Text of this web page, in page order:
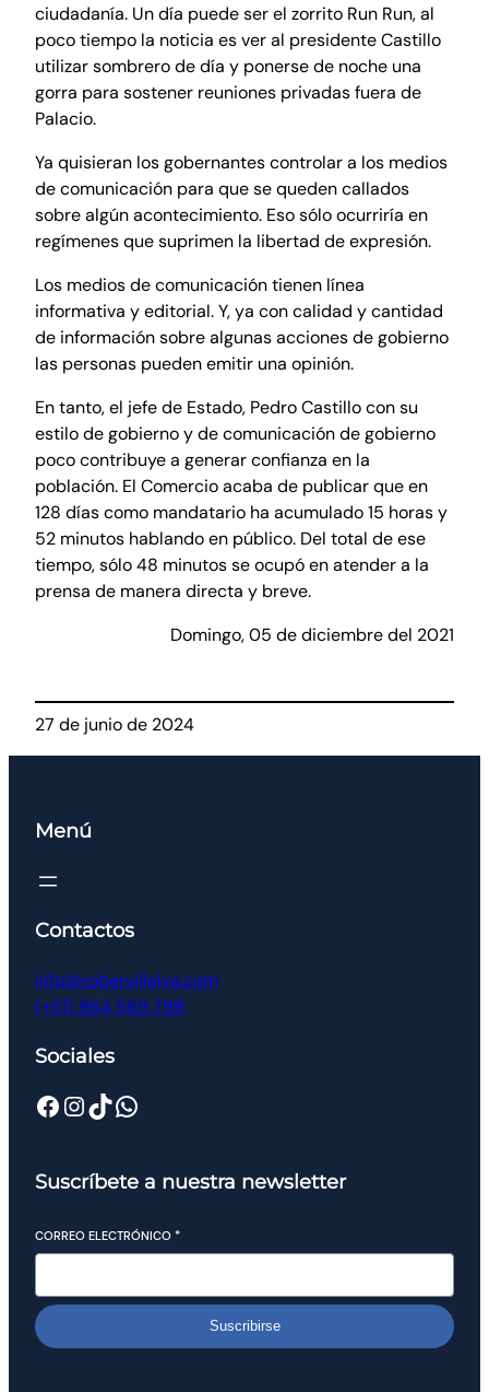
ciudadanía. Un día puede ser el zorrito Run Run, al
poco tiempo la noticia es ver al presidente Castillo
utilizar sombrero de día y ponerse de noche una
gorra para sostener reuniones privadas fuera de
Palacio.
Ya quisieran los gobernantes controlar a los medios
de comunicación para que se queden callados
sobre algún acontecimiento. Eso sólo ocurriría en
regímenes que suprimen la libertad de expresión.
Los medios de comunicación tienen línea
informativa y editorial. Y, ya con calidad y cantidad
de información sobre algunas acciones de gobierno
las personas pueden emitir una opinión.
En tanto, el jefe de Estado, Pedro Castillo con su
estilo de gobierno y de comunicación de gobierno
poco contribuye a generar confianza en la
población. El Comercio acaba de publicar que en
128 días como mandatario ha acumulado 15 horas y
52 minutos hablando en público. Del total de ese
tiempo, sólo 48 minutos se ocupó en atender a la
prensa de manera directa y breve.
Domingo, 05 de diciembre del 2021
27 de junio de 2024
Menú
Contactos
info@robervillalva.com
(+51) 964 569 799
Sociales
Suscríbete a nuestra newsletter
CORREO ELECTRÓNICO *
Suscribirse